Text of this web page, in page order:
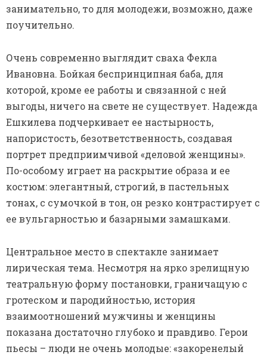
занимательно, то для молодежи, возможно, даже
поучительно.
Очень современно выглядит сваха Фекла
Ивановна. Бойкая беспринципная баба, для
которой, кроме ее работы и связанной с ней
выгоды, ничего на свете не существует. Надежда
Ешкилева подчеркивает ее настырность,
напористость, безответственность, создавая
портрет предприимчивой «деловой женщины».
По-особому играет на раскрытие образа и ее
костюм: элегантный, строгий, в пастельных
тонах, с сумочкой в тон, он резко контрастирует с
ее вульгарностью и базарными замашками.
Центральное место в спектакле занимает
лирическая тема. Несмотря на ярко зрелищную
театральную форму постановки, граничащую с
гротеском и пародийностью, история
взаимоотношений мужчины и женщины
показана достаточно глубоко и правдиво. Герои
пьесы – люди не очень молодые: «закоренелый